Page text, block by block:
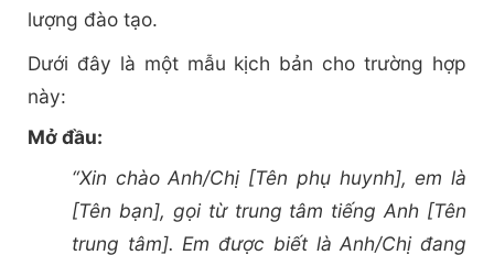
lượng đào tạo.
Dưới đây là một mẫu kịch bản cho trường hợp
này:
Mở đầu:
“Xin chào Anh/Chị [Tên phụ huynh], em là
[Tên bạn], gọi từ trung tâm tiếng Anh [Tên
trung tâm]. Em được biết là Anh/Chị đang